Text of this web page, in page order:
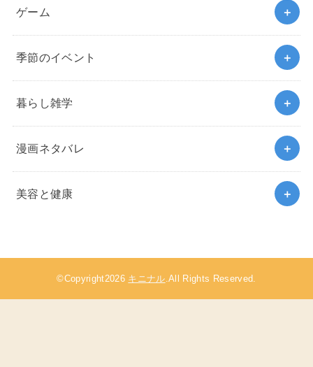
ゲーム
季節のイベント
暮らし雑学
漫画ネタバレ
美容と健康
©Copyright2026 キニナル.All Rights Reserved.